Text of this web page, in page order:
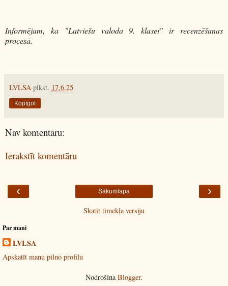
Informējam, ka "Latviešu valoda 9. klasei" ir recenzēšanas
procesā.
LVLSA plkst. 17.6.25
Kopīgot
Nav komentāru:
Ierakstīt komentāru
‹ ›
Sākumlapa
Skatīt tīmekļa versiju
Par mani
LVLSA
Apskatīt manu pilno profilu
Nodrošina Blogger.